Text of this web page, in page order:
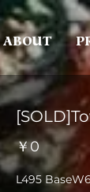
ABOUT
￥0価
格
L495